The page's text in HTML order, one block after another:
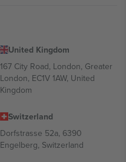
United Kingdom
167 City Road, London, Greater
London, EC1V 1AW, United
Kingdom
Switzerland
Dorfstrasse 52a, 6390
Engelberg, Switzerland